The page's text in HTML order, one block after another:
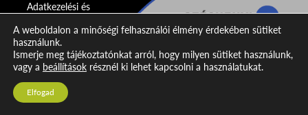
Adatkezelési és
nyilatkozat
Impresszum
Kapcsolat
A weboldalon a minőségi felhasználói élmény érdekében sütiket
használunk.
Ismerje meg tájékoztatónkat arról, hogy milyen sütiket használunk,
vagy a beállítások résznél ki lehet kapcsolni a használatukat.
Elfogad